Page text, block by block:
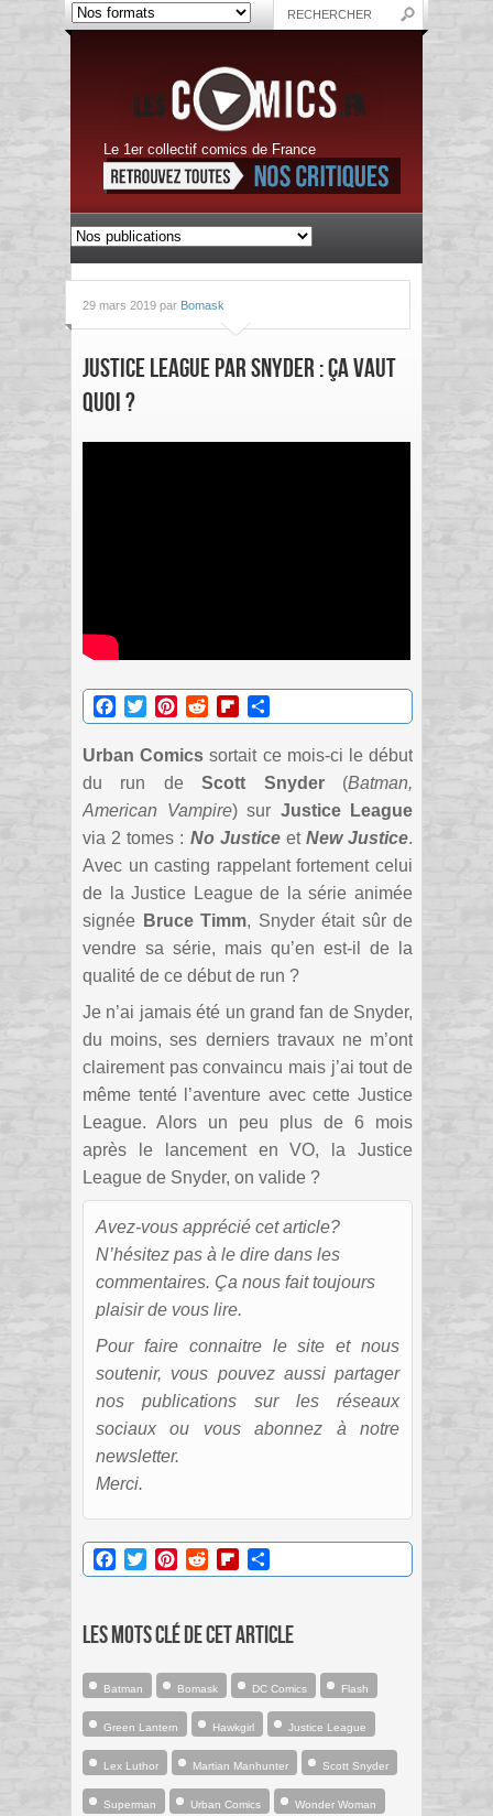
Le 1er collectif comics de France
29 mars 2019 par Bomask
Justice League par Snyder : ça vaut
quoi ?
Facebook
TwitterPinterestRedditFlipboard
Urban Comics sortait ce mois-ci le début
du run deScott Snyder(Batman,
American Vampire) sur Justice League
via 2 tomes : No Justiceet New Justice.
Avec un casting rappelant fortement celui
de la Justice League de la série animée
signée Bruce Timm, Snyder était sûr de
vendre sa série, mais qu’en est-il de la
qualité de ce début de run ?
Je n’ai jamais été un grand fan de Snyder,
du moins, ses derniers travaux ne m’ont
clairement pas convaincu mais j’ai tout de
même tenté l’aventure avec cette Justice
League. Alors un peu plus de 6 mois
après le lancement en VO, la Justice
League de Snyder, on valide ?
Avez-vous apprécié cet article?
N’hésitez pas à le dire dans les
commentaires. Ça nous fait toujours
plaisir de vous lire.
Pour faire connaitre le site et nous
soutenir, vous pouvez aussi partager
nos publications sur les réseaux
sociaux ou vous abonnez à notre
newsletter.
Merci.
Facebook
TwitterPinterestRedditFlipboard
Les mots clé de cet article
Batman Bomask DC Comics Flash
Green Lantern Hawkgirl Justice League
Lex Luthor Martian Manhunter Scott Snyder
Superman Urban Comics Wonder Woman